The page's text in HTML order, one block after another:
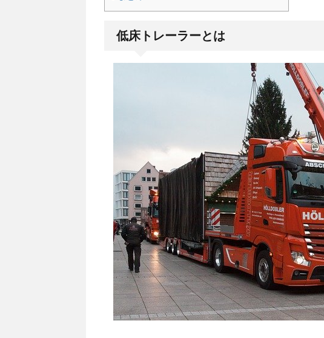
低床トレーラーとは